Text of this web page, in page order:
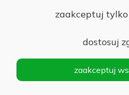
© 2025 Wszelkie prawa
Sp. z
Siedziba: 02-486 WARSZAWA,
1132646403 KRS nr
zaakceptuj
dostosuj
zaakceptuj